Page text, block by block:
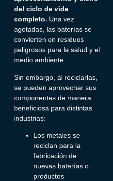
del ciclo de vida
completo. Una vez
agotadas, las baterías se
convierten en residuos
peligrosos para la salud y el
medio ambiente.
Sin embargo, al reciclarlas,
se pueden aprovechar sus
componentes de manera
beneficiosa para distintas
industrias:
Los metales se
reciclan para la
fabricación de
nuevas baterías o
productos